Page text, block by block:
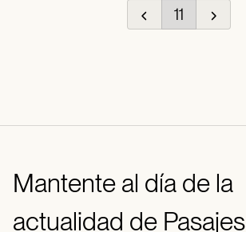
11
Mantente al día de la
actualidad de Pasajes